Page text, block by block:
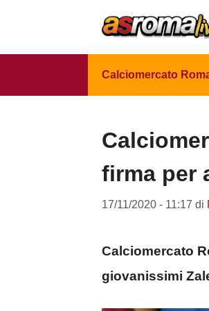
Calciomercato
firma per
17/11/2020 - 11:17 di
Calciomercato
giovanissimi